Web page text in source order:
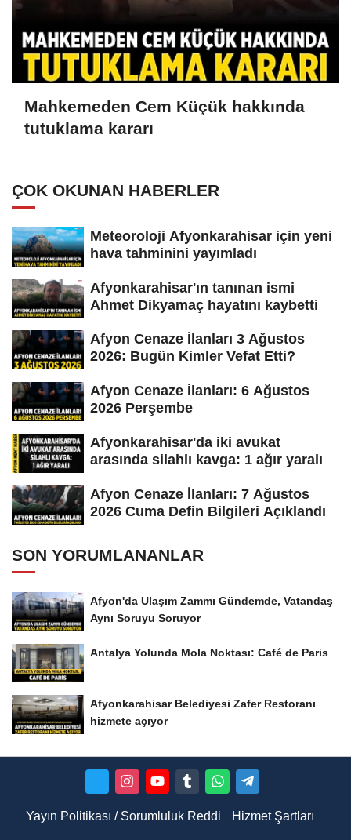
Mahkemeden Cem Küçük hakkında
tutuklama kararı
ÇOK OKUNAN HABERLER
Meteoroloji Afyonkarahisar için yeni
hava tahminini yayımladı
Afyonkarahisar'ın tanınan ismi
Ahmet Dikyamaç hayatını kaybetti
Afyon Cenaze İlanları 3 Ağustos
2026: Bugün Kimler Vefat Etti?
Afyon Cenaze İlanları: 6 Ağustos
2026 Perşembe
Afyonkarahisar'da iki avukat
arasında silahlı kavga: 1 ağır yaralı
Afyon Cenaze İlanları: 7 Ağustos
2026 Cuma Defin Bilgileri Açıklandı
SON YORUMLANANLAR
Afyon'da Ulaşım Zammı Gündemde, Vatandaş
Aynı Soruyu Soruyor
Antalya Yolunda Mola Noktası: Café de Paris
Afyonkarahisar Belediyesi Zafer Restoranı
hizmete açıyor
Yayın Politikası / Sorumluluk Reddi Hizmet Şartları